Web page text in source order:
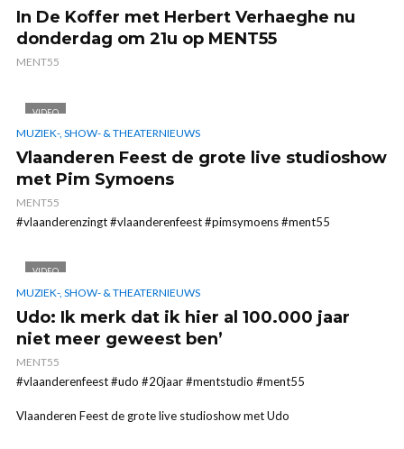
In De Koffer met Herbert Verhaeghe nu
donderdag om 21u op MENT55
MENT55
VIDEO
MUZIEK-, SHOW- & THEATERNIEUWS
Vlaanderen Feest de grote live studioshow
met Pim Symoens
MENT55
#vlaanderenzingt #vlaanderenfeest #pimsymoens #ment55
VIDEO
MUZIEK-, SHOW- & THEATERNIEUWS
Udo: Ik merk dat ik hier al 100.000 jaar
niet meer geweest ben’
MENT55
#vlaanderenfeest #udo #20jaar #mentstudio #ment55
Vlaanderen Feest de grote live studioshow met Udo